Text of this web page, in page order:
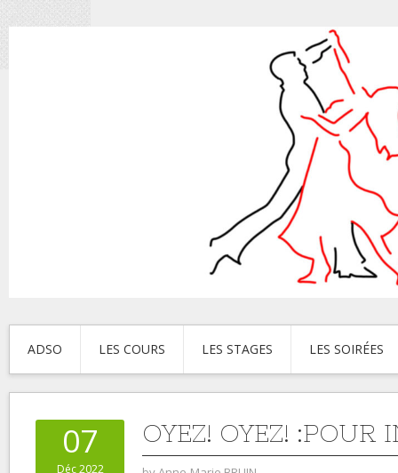
ADSO LES COURS LES STAGES LES SOIRÉES
07
Déc 2022
OYEZ! OYEZ! :POUR